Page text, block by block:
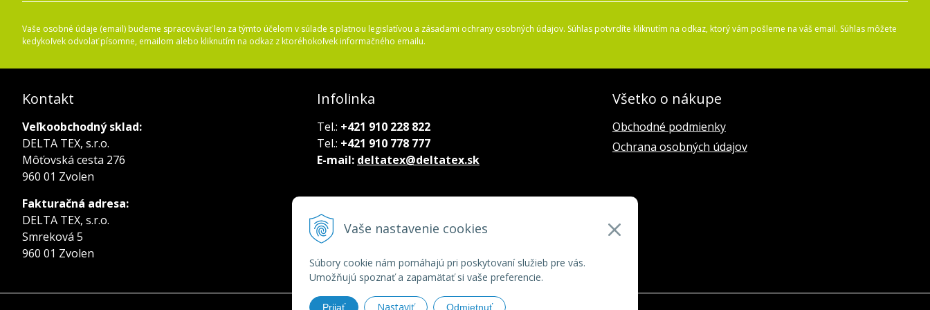
Vaše nastavenie cookies
Súbory cookie nám pomáhajú pri poskytovaní služieb pre vás.
Umožňujú spoznať a zapamätať si vaše preferencie.
Prijať Nastaviť Odmietnuť
Vaše osobné údaje (email) budeme spracovávať len za týmto účelom v súlade s platnou legislatívou a zásadami ochrany osobných údajov. Súhlas potvrdíte kliknutím na odkaz, ktorý vám pošleme na váš email. Súhlas môžete
kedykoľvek odvolať písomne, emailom alebo kliknutím na odkaz z ktoréhokoľvek informačného emailu.
Kontakt
Veľkoobchodný sklad:
DELTA TEX, s.r.o.
Môťovská cesta 276
960 01 Zvolen
Fakturačná adresa:
DELTA TEX, s.r.o.
Smreková 5
960 01 Zvolen
Infolinka
Tel.: +421 910 228 822
Tel.: +421 910 778 777
E-mail: deltatex@deltatex.sk
Všetko o nákupe
Obchodné podmienky
Ochrana osobných údajov